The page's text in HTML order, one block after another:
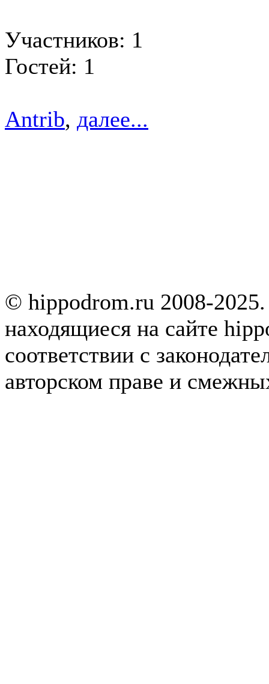
Участников: 1
Гостей: 1
Antrib, далее...
© hippodrom.ru 2008-
находящиеся на сайте
соответствии с
авторском праве и